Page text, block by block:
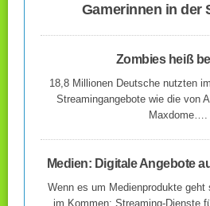
Gamerinnen in der
Zombies heiß
18,8 Millionen Deutsche nutzten
Streamingangebote wie die von
Maxdome….
Medien: Digitale Angebote
Wenn es um Medienprodukte geht
im Kommen: Streaming-Dienste